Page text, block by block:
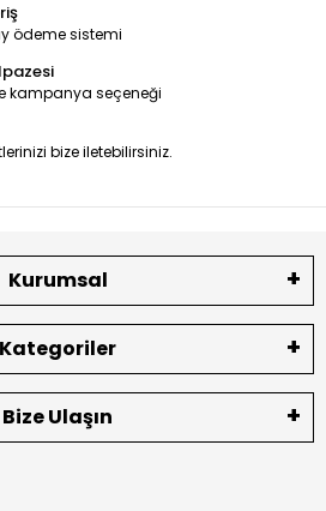
ödeme sistemi
kampanya seçeneği
bize iletebilirsiniz.
Kurumsal
Kategoriler
Bize Ulaşın